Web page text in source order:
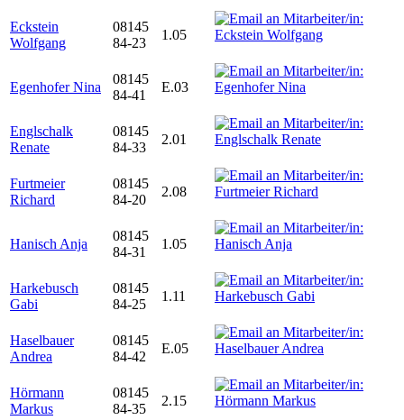
Eckstein
Wolfgang
08145
84-23
1.05
Egenhofer Nina
08145
84-41
E.03
Englschalk
Renate
08145
84-33
2.01
Furtmeier
Richard
08145
84-20
2.08
Hanisch Anja
08145
84-31
1.05
Harkebusch
Gabi
08145
84-25
1.11
Haselbauer
Andrea
08145
84-42
E.05
Hörmann
Markus
08145
84-35
2.15